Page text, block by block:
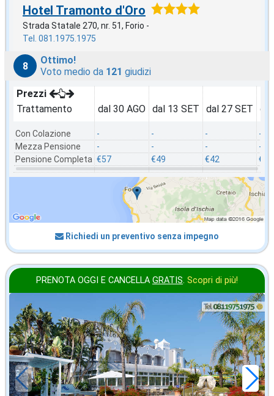
Hotel Tramonto d'Oro
Strada Statale 270, nr. 51, Forio -
Tel. 081.1975.1975
8
Ottimo!
Voto medio da 121 giudizi
Prezzi
Trattamento
Con Colazione
Mezza Pensione
Pensione Completa
dal 30 AGO
-
-
€57
dal 13 SET
-
-
€49
dal 27 SET
-
-
€42
-
-
€35
Richiedi un preventivo senza impegno
PRENOTA OGGI E CANCELLA GRATIS. Scopri di più!
settembre
in offerta da
€80,00
a notte